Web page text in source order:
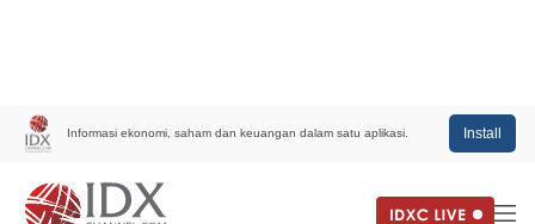
Informasi ekonomi, saham dan keuangan dalam satu aplikasi. Install